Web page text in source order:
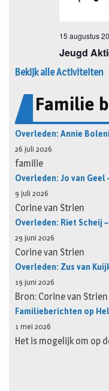
Bekijk alle Activiteiten
Familie
Overleden: Annie
26 juli 2026
familie
Overleden: Jo van Geel
9 juli 2026
Corine van Strien
Overleden: Riet Scheij
29 juni 2026
Corine van Strien
Overleden: Zus van
19 juni 2026
Bron: Corine van Strien
Familieberichten op
1 mei 2026
Het is mogelijk om op